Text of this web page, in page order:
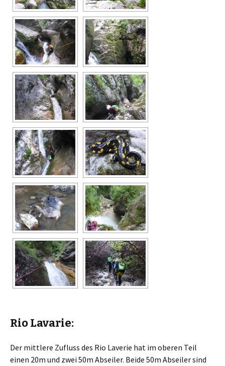
Rio Lavarie:
Der mittlere Zufluss des Rio Laverie hat im oberen Teil
einen 20m und zwei 50m Abseiler. Beide 50m Abseiler sind